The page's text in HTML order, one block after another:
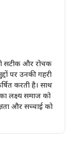
सटीक और रोचक
पर उनकी गहरी
करती है। साथ
लक्ष्य समाज को
और सच्चाई को